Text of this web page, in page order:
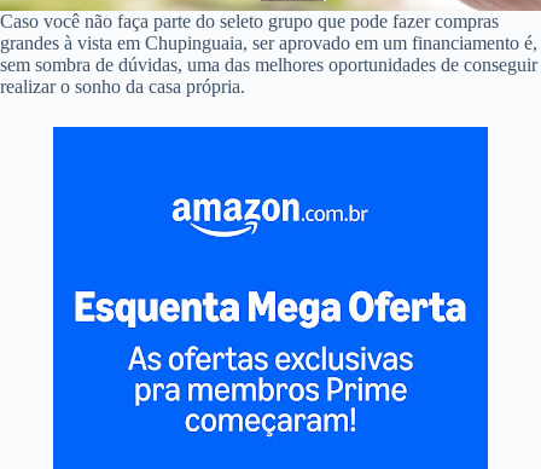
Caso você não faça parte do seleto grupo que pode fazer compras
grandes à vista em Chupinguaia, ser aprovado em um financiamento é,
sem sombra de dúvidas, uma das melhores oportunidades de conseguir
realizar o sonho da casa própria.